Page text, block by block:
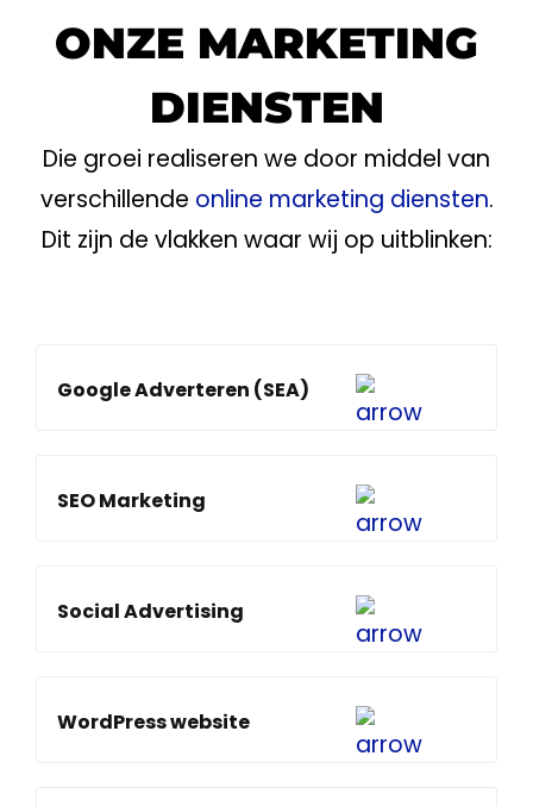
ONZE MARKETING
DIENSTEN
Die groei realiseren we door middel van
verschillende online marketing diensten.
Dit zijn de vlakken waar wij op uitblinken:
Google Adverteren (SEA)
SEO Marketing
Social Advertising
WordPress website